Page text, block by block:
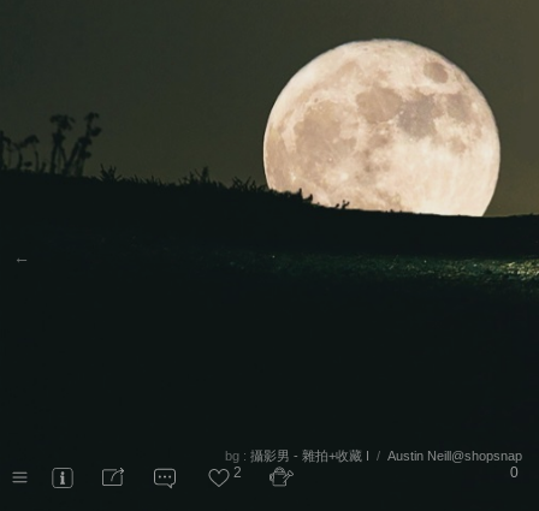
←
bg : 攝影男 - 雜拍+收藏 I / Austin Neill@shopsnap
2 0